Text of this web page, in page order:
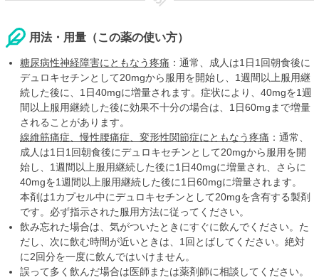
用法・用量（この薬の使い方）
糖尿病性神経障害にともなう疼痛 ：通常、成人は1日1回朝食後に
デュロキセチンとして20mgから服用を開始し、1週間以上服用継
続した後に、1日40mgに増量されます。症状により、40mgを1週
間以上服用継続した後に効果不十分の場合は、1日60mgまで増量
されることがあります。
線維筋痛症、慢性腰痛症、変形性関節症にともなう疼痛 ：通常、
成人は1日1回朝食後にデュロキセチンとして20mgから服用を開
始し、1週間以上服用継続した後に1日40mgに増量され、さらに
40mgを1週間以上服用継続した後に1日60mgに増量されます。
本剤は1カプセル中にデュロキセチンとして20mgを含有する製剤
です。必ず指示された服用方法に従ってください。
飲み忘れた場合は、気がついたときにすぐに飲んでください。た
だし、次に飲む時間が近いときは、1回とばしてください。絶対
に2回分を一度に飲んではいけません。
誤って多く飲んだ場合は医師または薬剤師に相談してください。